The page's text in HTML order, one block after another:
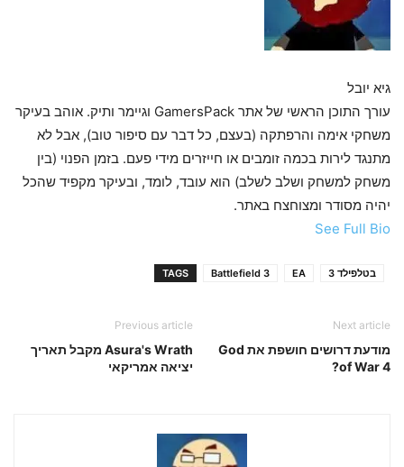
גיא יובל
עורך התוכן הראשי של אתר GamersPack וגיימר ותיק. אוהב בעיקר
משחקי אימה והרפתקה (בעצם, כל דבר עם סיפור טוב), אבל לא
מתנגד לירות בכמה זומבים או חייזרים מידי פעם. בזמן הפנוי (בין
משחק למשחק ושלב לשלב) הוא עובד, לומד, ובעיקר מקפיד שהכל
יהיה מסודר ומצוחצח באתר.
See Full Bio
TAGS Battlefield 3 EA בטלפילד 3
Previous article
Asura's Wrath מקבל תאריך
יציאה אמריקאי
Next article
מודעת דרושים חושפת את God
of War 4?